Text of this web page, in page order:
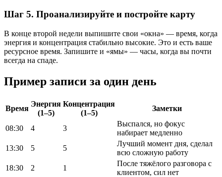
Шаг 5. Проанализируйте и постройте карту
В конце второй недели выпишите свои «окна» — время, когда
энергия и концентрация стабильно высокие. Это и есть ваше
ресурсное время. Запишите и «ямы» — часы, когда вы почти
всегда на спаде.
Пример записи за один день
Время
Энергия
(1–5)
Концентрация
(1–5)
Заметки
08:30 4 3
Выспался, но фокус
набирает медленно
13:30
5 5
Лучший момент дня, сделал
всю сложную работу
18:30
2 1
После тяжёлого разговора с
клиентом, сил нет